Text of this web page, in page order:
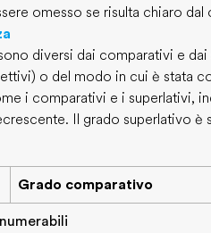
omesso se risulta chiaro dal
diversi dai comparativi e
o del modo in cui è stata
i comparativi e i superlativi,
Il grado superlativo è
Grado comparativo